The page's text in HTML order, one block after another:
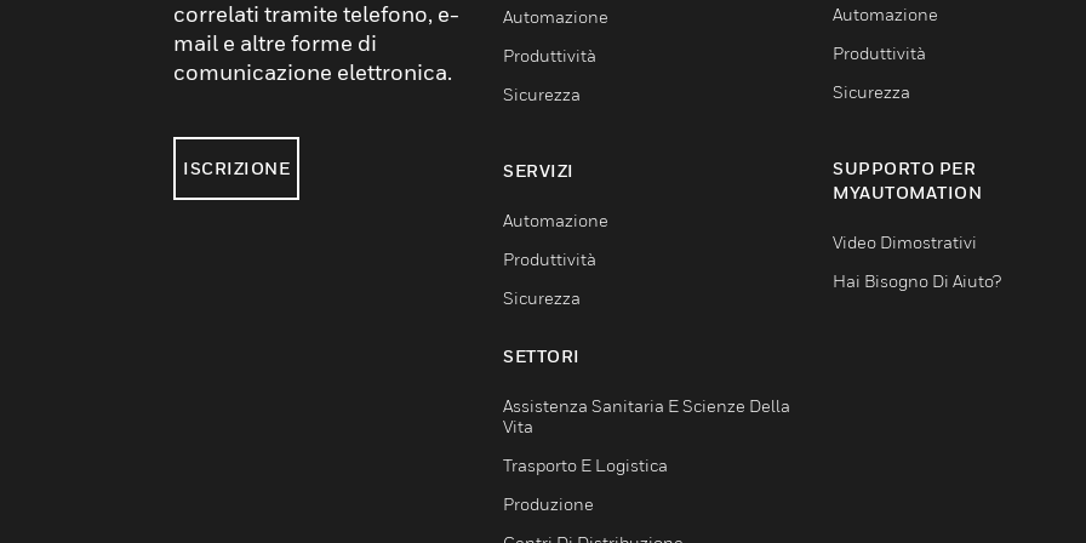
correlati tramite telefono, e-
mail e altre forme di
comunicazione elettronica.
ISCRIZIONE
Automazione
Produttività
Sicurezza
SERVIZI
Automazione
Produttività
Sicurezza
SETTORI
Assistenza Sanitaria E Scienze Della
Vita
Trasporto E Logistica
Produzione
Automazione
Produttività
Sicurezza
SUPPORTO PER
MYAUTOMATION
Video Dimostrativi
Hai Bisogno Di Aiuto?